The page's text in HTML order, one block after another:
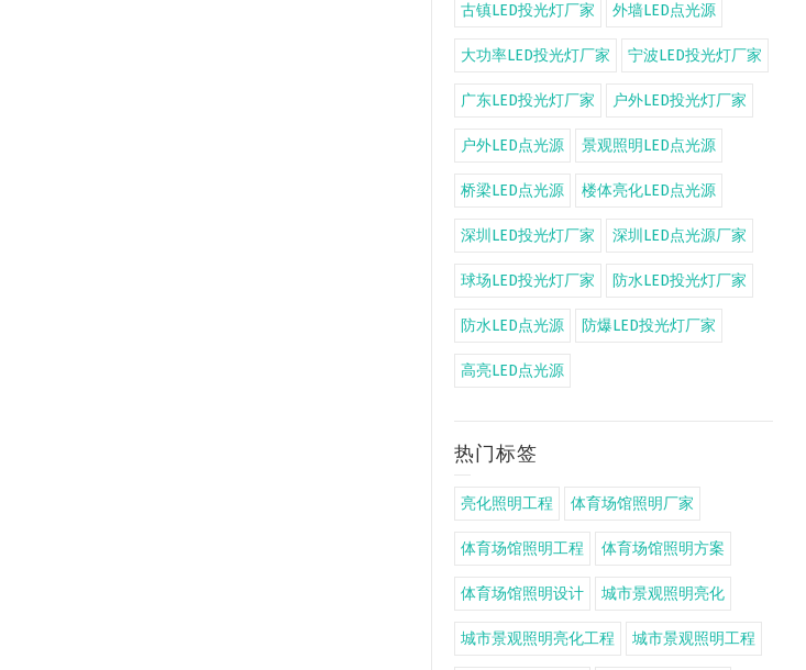
古镇LED投光灯厂家 外墙LED点光源
大功率LED投光灯厂家 宁波LED投光灯厂家
广东LED投光灯厂家 户外LED投光灯厂家
户外LED点光源 景观照明LED点光源
桥梁LED点光源 楼体亮化LED点光源
深圳LED投光灯厂家 深圳LED点光源厂家
球场LED投光灯厂家 防水LED投光灯厂家
防水LED点光源 防爆LED投光灯厂家
高亮LED点光源
热门标签
亮化照明工程 体育场馆照明厂家
体育场馆照明工程 体育场馆照明方案
体育场馆照明设计 城市景观照明亮化
城市景观照明亮化工程 城市景观照明工程